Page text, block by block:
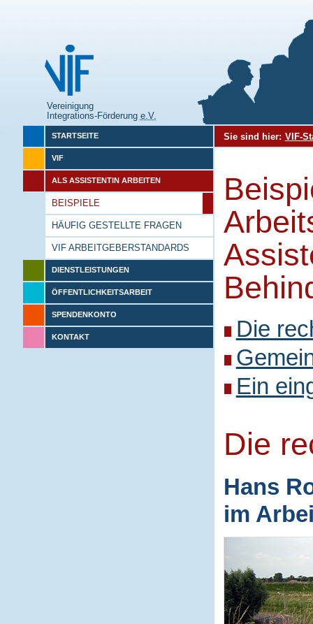
Vereinigung
Integrations-Förderung e.V.
STARTSEITE
VIF
ALS ASSISTENTIN ARBEITEN
BEISPIELE
HÄUFIG GESTELLTE FRAGEN
VIF ARBEITGEBERSTANDARDS
DIENSTLEISTUNGEN
ÖFFENTLICHKEITSARBEIT
SPENDENKONTO
KONTAKT
Sie sind hier: VIF-
Die
Ein
Die
Hans
im